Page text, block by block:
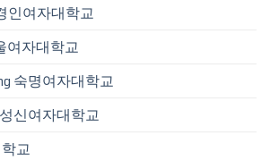
인여자대학교
여자대학교
숙명여자대학교
신여자대학교
교